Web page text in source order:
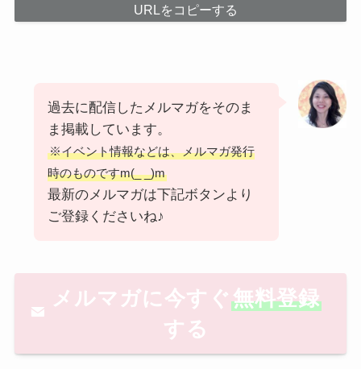
URLをコピーする
過去に配信したメルマガをそのま
ま掲載しています。
※イベント情報などは、メルマガ発行
時のものですm(_ _)m
最新のメルマガは下記ボタンより
ご登録くださいね♪
メルマガに今すぐ 無料登録
する